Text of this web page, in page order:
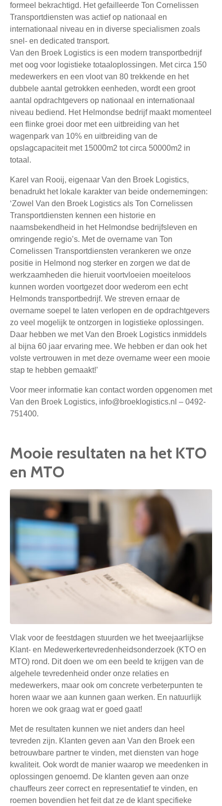
formeel bekrachtigd. Het gefailleerde Ton Cornelissen
Transportdiensten was actief op nationaal en
internationaal niveau en in diverse specialismen zoals
snel- en dedicated transport.
Van den Broek Logistics is een modern transportbedrijf
met oog voor logistieke totaaloplossingen. Met circa 150
medewerkers en een vloot van 80 trekkende en het
dubbele aantal getrokken eenheden, wordt een groot
aantal opdrachtgevers op nationaal en internationaal
niveau bediend. Het Helmondse bedrijf maakt momenteel
een flinke groei door met een uitbreiding van het
wagenpark van 10% en uitbreiding van de
opslagcapaciteit met 15000m2 tot circa 50000m2 in
totaal.
Karel van Rooij, eigenaar Van den Broek Logistics,
benadrukt het lokale karakter van beide ondernemingen:
‘Zowel Van den Broek Logistics als Ton Cornelissen
Transportdiensten kennen een historie en
naamsbekendheid in het Helmondse bedrijfsleven en
omringende regio’s. Met de overname van Ton
Cornelissen Transportdiensten verankeren we onze
positie in Helmond nog sterker en zorgen we dat de
werkzaamheden die hieruit voortvloeien moeiteloos
kunnen worden voortgezet door wederom een echt
Helmonds transportbedrijf. We streven ernaar de
overname soepel te laten verlopen en de opdrachtgevers
zo veel mogelijk te ontzorgen in logistieke oplossingen.
Daar hebben we met Van den Broek Logistics inmiddels
al bijna 60 jaar ervaring mee. We hebben er dan ook het
volste vertrouwen in met deze overname weer een mooie
stap te hebben gemaakt!’
Voor meer informatie kan contact worden opgenomen met
Van den Broek Logistics, info@broeklogistics.nl – 0492-
751400.
Mooie resultaten na het KTO
en MTO
Vlak voor de feestdagen stuurden we het tweejaarlijkse
Klant- en Medewerkertevredenheidsonderzoek (KTO en
MTO) rond. Dit doen we om een beeld te krijgen van de
algehele tevredenheid onder onze relaties en
medewerkers, maar ook om concrete verbeterpunten te
horen waar we aan kunnen gaan werken. En natuurlijk
horen we ook graag wat er goed gaat!
Met de resultaten kunnen we niet anders dan heel
tevreden zijn. Klanten geven aan Van den Broek een
betrouwbare partner te vinden, met diensten van hoge
kwaliteit. Ook wordt de manier waarop we meedenken in
oplossingen genoemd. De klanten geven aan onze
chauffeurs zeer correct en representatief te vinden, en
roemen bovendien het feit dat ze de klant specifieke